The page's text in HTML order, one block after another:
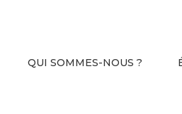
QUI SOMMES-NOUS ?